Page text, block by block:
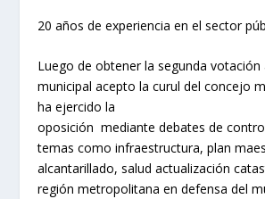
20 años de experiencia en el sector
Luego de obtener la segunda votación
municipal acepto la curul del concejo
ha ejercido la
oposición mediante debates de
temas como infraestructura, plan
alcantarillado, salud actualización
región metropolitana en defensa del